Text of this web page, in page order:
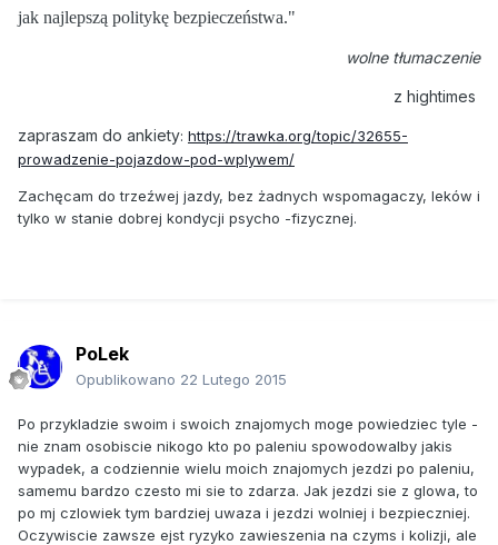
jak najlepszą politykę bezpieczeństwa."
wolne tłumaczenie
z hightimes
zapraszam do ankiety: https://trawka.org/topic/32655-
prowadzenie-pojazdow-pod-wplywem/
Zachęcam do trzeźwej jazdy, bez żadnych wspomagaczy, leków i
tylko w stanie dobrej kondycji psycho -fizycznej.
PoLek
Opublikowano 22 Lutego 2015
Po przykladzie swoim i swoich znajomych moge powiedziec tyle -
nie znam osobiscie nikogo kto po paleniu spowodowalby jakis
wypadek, a codziennie wielu moich znajomych jezdzi po paleniu,
samemu bardzo czesto mi sie to zdarza. Jak jezdzi sie z glowa, to
po mj czlowiek tym bardziej uwaza i jezdzi wolniej i bezpieczniej.
Oczywiscie zawsze ejst ryzyko zawieszenia na czyms i kolizji, ale